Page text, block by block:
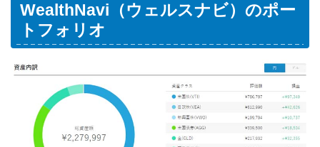
WealthNavi（ウェルスナビ）のポー
トフォリオ